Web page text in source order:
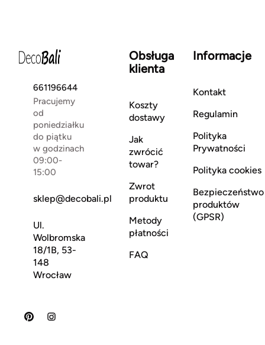
661196644
Pracujemy
od
poniedziałku
do piątku
w godzinach
09:00-
15:00
sklep@decobali.pl
Ul.
Wolbromska
18/1B, 53-
148
Wrocław
Obsługa
klienta
Koszty
dostawy
Jak
zwrócić
towar?
Zwrot
produktu
Metody
płatności
FAQ
Informacje
Kontakt
Regulamin
Polityka
Prywatności
Polityka cookies
Bezpieczeństwo
produktów
(GPSR)